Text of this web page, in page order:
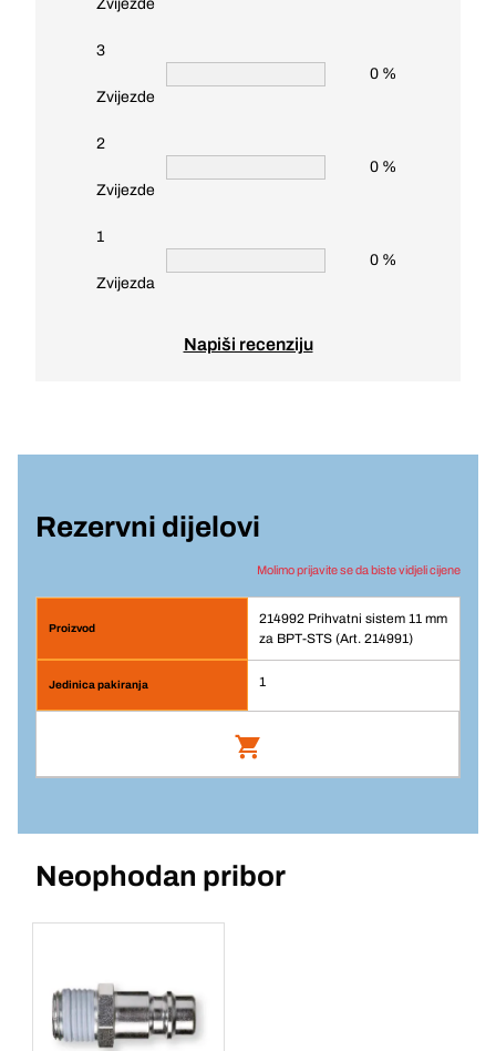
Zvijezde
3
Zvijezde
0 %
2
Zvijezde
0 %
1
Zvijezda
0 %
Napiši recenziju
Rezervni dijelovi
Molimo prijavite se da biste vidjeli cijene
214992 Prihvatni sistem 11 mm
za BPT-STS (Art. 214991)
1
214991)
Neophodan pribor